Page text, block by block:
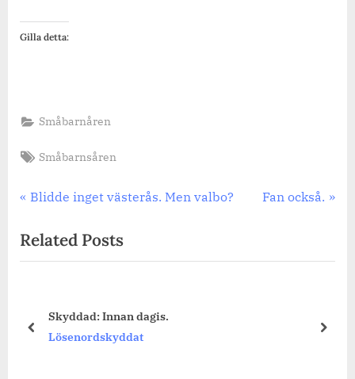
Gilla detta:
Småbarnåren
Tags:
Småbarnsåren
Inläggsnavigering
Previous
Blidde inget västerås. Men valbo?
Next
Fan också.
Related Posts
Skyddad: Innan dagis.
Lösenordskyddat
prev next